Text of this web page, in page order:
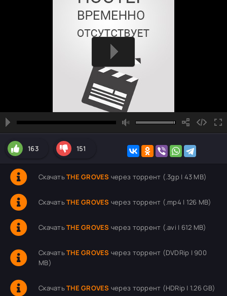
163 151
СкачатьTHE GROVES через торрент (.3gp | 43 MB)
СкачатьTHE GROVES через торрент (.mp4 | 126 MB)
СкачатьTHE GROVES через торрент (.avi | 612 MB)
СкачатьTHE GROVES через торрент (DVDRip | 900
MB)
СкачатьTHE GROVES через торрент (HDRip | 1.26 GB)